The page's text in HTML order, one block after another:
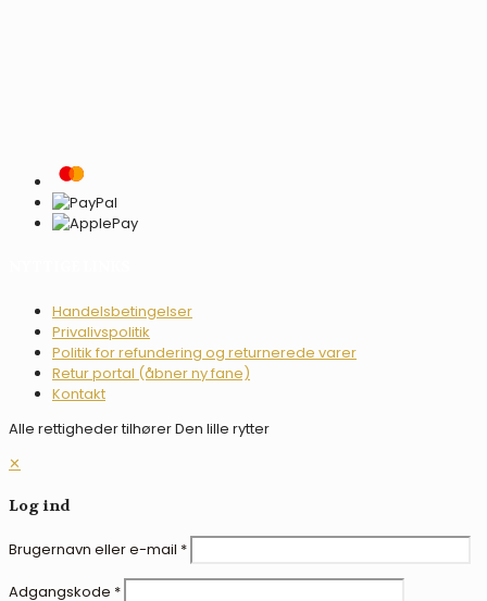
Handelsbetingelser
Privalivspolitik
Politik for refundering og returnerede varer
Retur portal (åbner ny fane)
Kontakt
Alle rettigheder tilhører Den lille rytter
✕
Log ind
Brugernavn eller e-mail *
Adgangskode *